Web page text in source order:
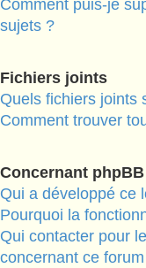
Comment puis-je
sujets ?
Fichiers joints
Quels fichiers joints
Comment trouver
Concernant phpBB
Qui a développé ce
Pourquoi la
Qui contacter pour
concernant ce